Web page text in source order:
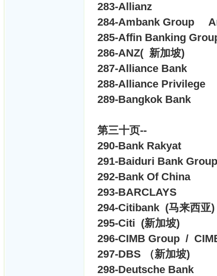
283-Allianz
284-Ambank Group
285-Affin Banking
286-ANZ( 新加坡)
287-Alliance Bank
288-Alliance Privilege
289-Bangkok Bank
第三十页--
290-Bank Rakyat
291-Baiduri Bank
292-Bank Of China
293-BARCLAYS
294-Citibank (马来西亚)
295-Citi (新加坡)
296-CIMB Group /
297-DBS （新加坡)
298-Deutsche Bank